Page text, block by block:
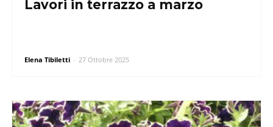
Lavori in terrazzo a marzo
Elena Tibiletti - 27 Ottobre 2025